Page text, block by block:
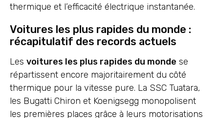
thermique et l’efficacité électrique instantanée.
Voitures les plus rapides du monde :
récapitulatif des records actuels
Les voitures les plus rapides du monde se
répartissent encore majoritairement du côté
thermique pour la vitesse pure. La SSC Tuatara,
les Bugatti Chiron et Koenigsegg monopolisent
les premières places grâce à leurs motorisations